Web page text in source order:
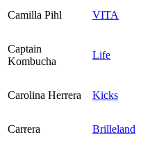
Camilla Pihl
VITA
Captain
Kombucha
Life
Carolina Herrera
Kicks
Carrera Brilleland